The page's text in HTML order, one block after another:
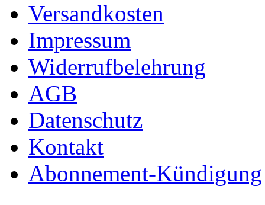
Versandkosten
Impressum
Widerrufbelehrung
AGB
Datenschutz
Kontakt
Abonnement-Kündigung